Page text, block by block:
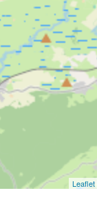
Leaflet